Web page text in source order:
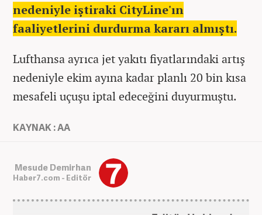
nedeniyle iştiraki CityLine'ın
faaliyetlerini durdurma kararı almıştı.
Lufthansa ayrıca jet yakıtı fiyatlarındaki artış
nedeniyle ekim ayına kadar planlı 20 bin kısa
mesafeli uçuşu iptal edeceğini duyurmuştu.
KAYNAK : AA
Mesude Demirhan
Haber7.com - Editör